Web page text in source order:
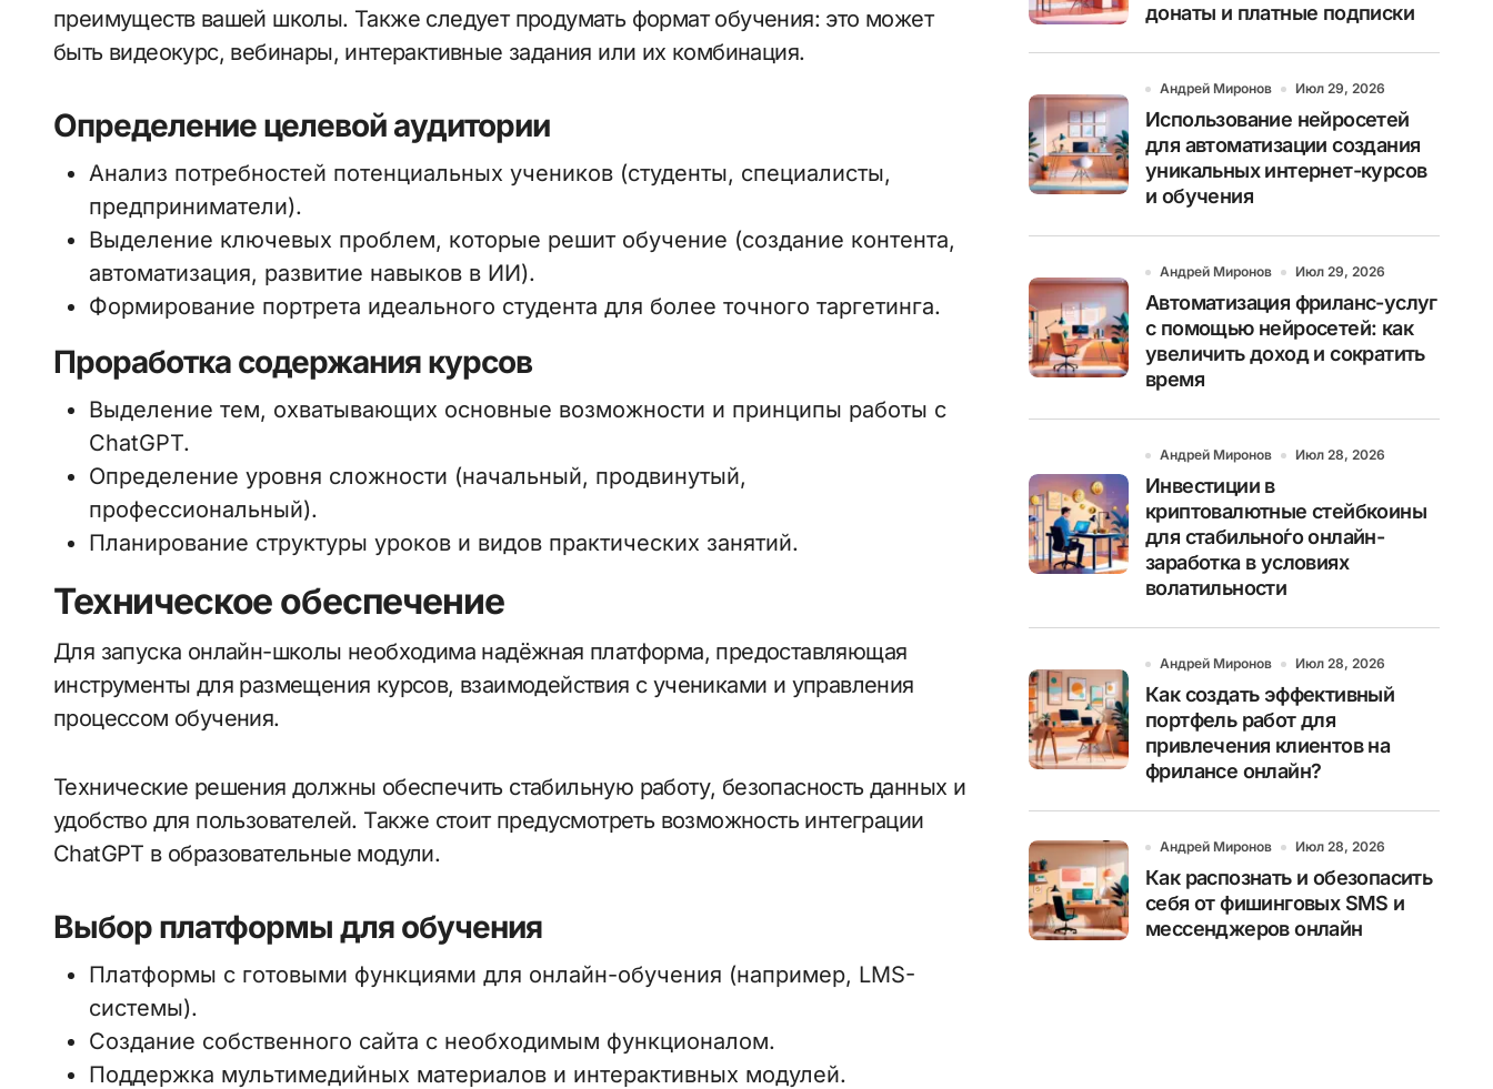
преимуществ вашей школы. Также следует продумать формат обучения: это может
быть видеокурс, вебинары, интерактивные задания или их комбинация.
Определение целевой аудитории
Анализ потребностей потенциальных учеников (студенты, специалисты,
предприниматели).
Выделение ключевых проблем, которые решит обучение (создание контента,
автоматизация, развитие навыков в ИИ).
Формирование портрета идеального студента для более точного таргетинга.
Проработка содержания курсов
Выделение тем, охватывающих основные возможности и принципы работы с
ChatGPT.
Определение уровня сложности (начальный, продвинутый,
профессиональный).
Планирование структуры уроков и видов практических занятий.
Техническое обеспечение
Для запуска онлайн-школы необходима надёжная платформа, предоставляющая
инструменты для размещения курсов, взаимодействия с учениками и управления
процессом обучения.
Технические решения должны обеспечить стабильную работу, безопасность данных и
удобство для пользователей. Также стоит предусмотреть возможность интеграции
ChatGPT в образовательные модули.
Выбор платформы для обучения
Платформы с готовыми функциями для онлайн-обучения (например, LMS-
системы).
Создание собственного сайта с необходимым функционалом.
Поддержка мультимедийных материалов и интерактивных модулей.
донаты и платные подписки
Андрей Миронов Июл 29, 2026
Использование нейросетей
для автоматизации создания
уникальных интернет-курсов
и обучения
Андрей Миронов Июл 29, 2026
Автоматизация фриланс-услуг
с помощью нейросетей: как
увеличить доход и сократить
время
Андрей Миронов Июл 28, 2026
Инвестиции в
криптовалютные стейбкоины
для стабильно́го онлайн-
заработка в условиях
волатильности
Андрей Миронов Июл 28, 2026
Как создать эффективный
портфель работ для
привлечения клиентов на
фрилансе онлайн?
Андрей Миронов Июл 28, 2026
Как распознать и обезопасить
себя от фишинговых SMS и
мессенджеров онлайн